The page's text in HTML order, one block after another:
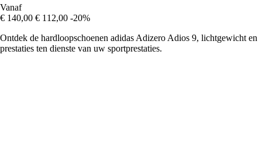
Vanaf
€ 140,00 € 112,00 -20%
Ontdek de hardloopschoenen adidas Adizero Adios 9, lichtgewicht en
prestaties ten dienste van uw sportprestaties.